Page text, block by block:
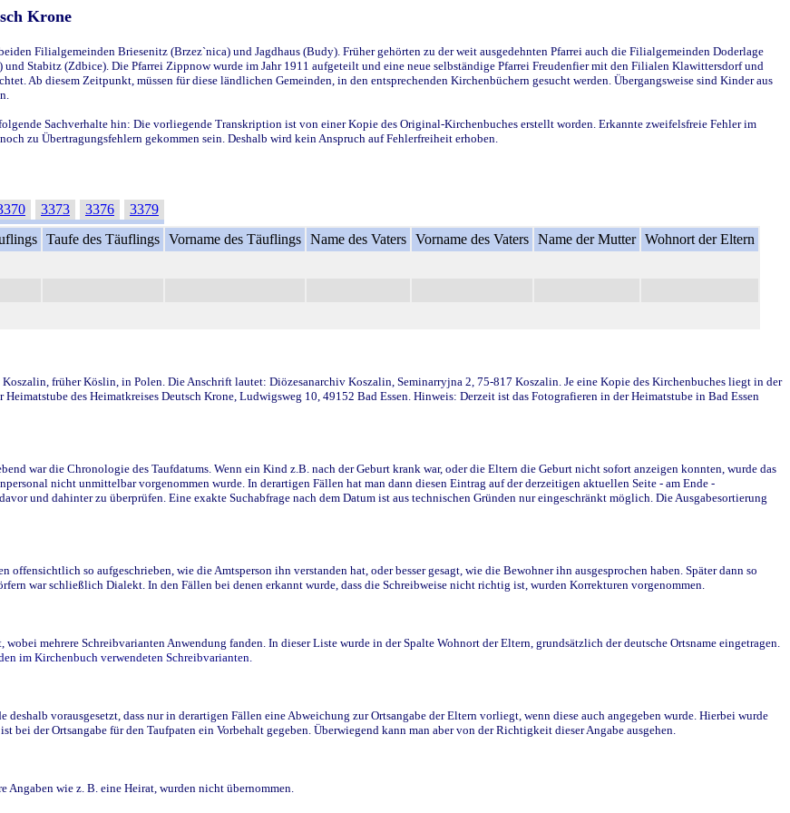
Krone
Filialgemeinden Briesenitz (Brzez`nica) und Jagdhaus (Budy). Früher gehörten zu der weit ausgedehnten Pfarrei auch die Filialgemeinden Doderlage
Stabitz (Zdbice). Die Pfarrei Zippnow wurde im Jahr 1911 aufgeteilt und eine neue selbständige Pfarrei Freudenfier mit den Filialen Klawittersdorf und
Ab diesem Zeitpunkt, müssen für diese ländlichen Gemeinden, in den entsprechenden Kirchenbüchern gesucht werden. Übergangsweise sind Kinder aus
Sachverhalte hin: Die vorliegende Transkription ist von einer Kopie des Original-Kirchenbuches erstellt worden. Erkannte zweifelsfreie Fehler im
zu Übertragungsfehlern gekommen sein. Deshalb wird kein Anspruch auf Fehlerfreiheit erhoben.
3373 3376
3379
Taufe des Täuflings Vorname des Täuflings Name des Vaters Vorname des Vaters Name der Mutter Wohnort der Eltern
früher Köslin, in Polen. Die Anschrift lautet: Diözesanarchiv Koszalin, Seminarryjna 2, 75-817 Koszalin. Je eine Kopie des Kirchenbuches liegt in der
des Heimatkreises Deutsch Krone, Ludwigsweg 10, 49152 Bad Essen. Hinweis: Derzeit ist das Fotografieren in der Heimatstube in Bad Essen
war die Chronologie des Taufdatums. Wenn ein Kind z.B. nach der Geburt krank war, oder die Eltern die Geburt nicht sofort anzeigen konnten, wurde das
nicht unmittelbar vorgenommen wurde. In derartigen Fällen hat man dann diesen Eintrag auf der derzeitigen aktuellen Seite - am Ende -
und dahinter zu überprüfen. Eine exakte Suchabfrage nach dem Datum ist aus technischen Gründen nur eingeschränkt möglich. Die Ausgabesortierung
so aufgeschrieben, wie die Amtsperson ihn verstanden hat, oder besser gesagt, wie die Bewohner ihn ausgesprochen haben. Später dann so
war schließlich Dialekt. In den Fällen bei denen erkannt wurde, dass die Schreibweise nicht richtig ist, wurden Korrekturen vorgenommen.
mehrere Schreibvarianten Anwendung fanden. In dieser Liste wurde in der Spalte Wohnort der Eltern, grundsätzlich der deutsche Ortsname eingetragen.
im Kirchenbuch verwendeten Schreibvarianten.
vorausgesetzt, dass nur in derartigen Fällen eine Abweichung zur Ortsangabe der Eltern vorliegt, wenn diese auch angegeben wurde. Hierbei wurde
der Ortsangabe für den Taufpaten ein Vorbehalt gegeben. Überwiegend kann man aber von der Richtigkeit dieser Angabe ausgehen.
wie z. B. eine Heirat, wurden nicht übernommen.